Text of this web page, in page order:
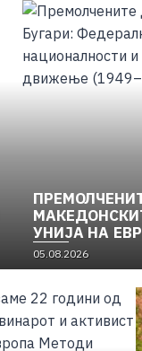
УНИЈА НА
05.08.2026